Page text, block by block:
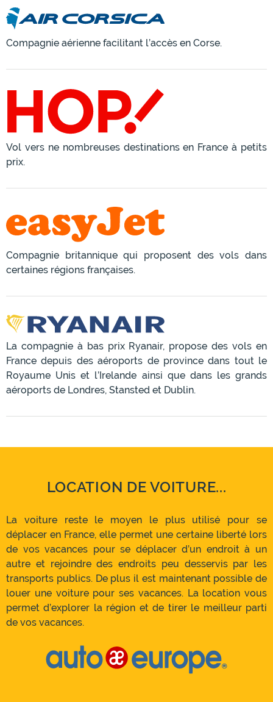
Compagnie aérienne facilitant l’accès en Corse.
Vol vers ne nombreuses destinations en France à petits
prix.
Compagnie britannique qui proposent des vols dans
certaines régions françaises.
La compagnie à bas prix Ryanair, propose des vols en
France depuis des aéroports de province dans tout le
Royaume Unis et l’Irelande ainsi que dans les grands
aéroports de Londres, Stansted et Dublin.
LOCATION DE VOITURE...
La voiture reste le moyen le plus utilisé pour se
déplacer en France, elle permet une certaine liberté lors
de vos vacances pour se déplacer d’un endroit à un
autre et rejoindre des endroits peu desservis par les
transports publics. De plus il est maintenant possible de
louer une voiture pour ses vacances. La location vous
permet d’explorer la région et de tirer le meilleur parti
de vos vacances.